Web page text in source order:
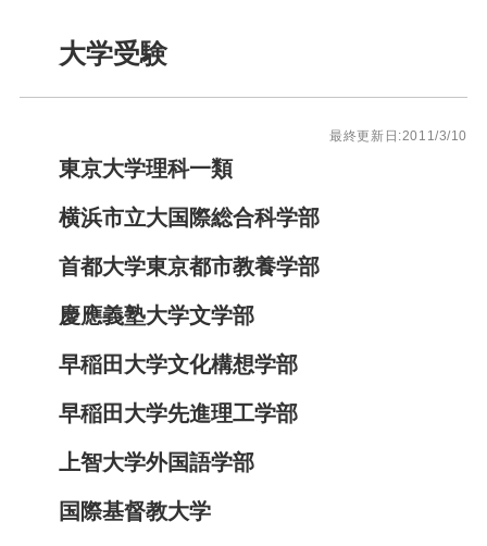
大学受験
最終更新日:2011/3/10
東京大学理科一類
横浜市立大国際総合科学部
首都大学東京都市教養学部
慶應義塾大学文学部
早稲田大学文化構想学部
早稲田大学先進理工学部
上智大学外国語学部
国際基督教大学